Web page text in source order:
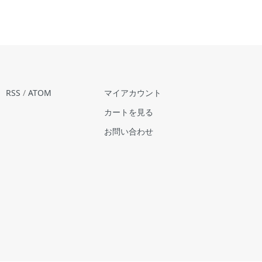
RSS / ATOM
マイアカウント
カートを見る
お問い合わせ